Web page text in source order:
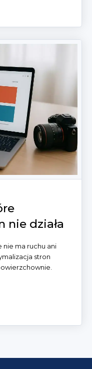
nie działa
nie ma ruchu ani
stron